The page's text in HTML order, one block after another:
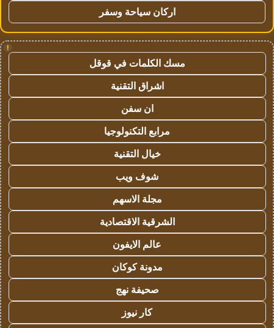
اركان سياحة وسفر
!
مسك الكلمات في قوقل
اشراق التقنية
ان سفن
مرابع التكنولوجيا
خيال التقنية
شوف ويب
مجلة الاسهم
الشرقية الاقتصادية
عالم الايفون
مدونة كوكان
صحيفة نهج
كار نيوز